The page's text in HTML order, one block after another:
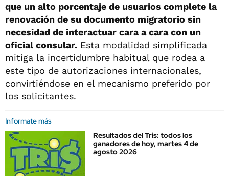
que un alto porcentaje de usuarios complete la
renovación de su documento migratorio sin
necesidad de interactuar cara a cara con un
oficial consular. Esta modalidad simplificada
mitiga la incertidumbre habitual que rodea a
este tipo de autorizaciones internacionales,
convirtiéndose en el mecanismo preferido por
los solicitantes.
Informate más
Resultados del Tris: todos los
ganadores de hoy, martes 4 de
agosto 2026